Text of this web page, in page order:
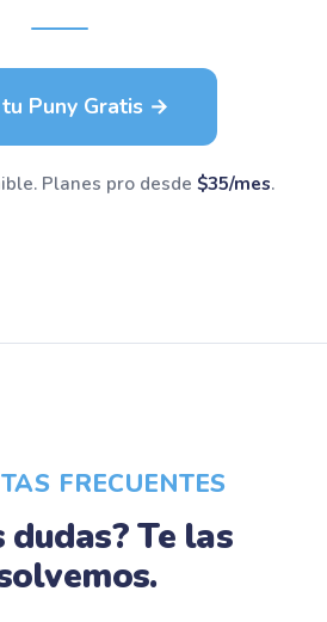
tu Puny Gratis →
Planes pro desde $35/mes.
FRECUENTES
dudas? Te las